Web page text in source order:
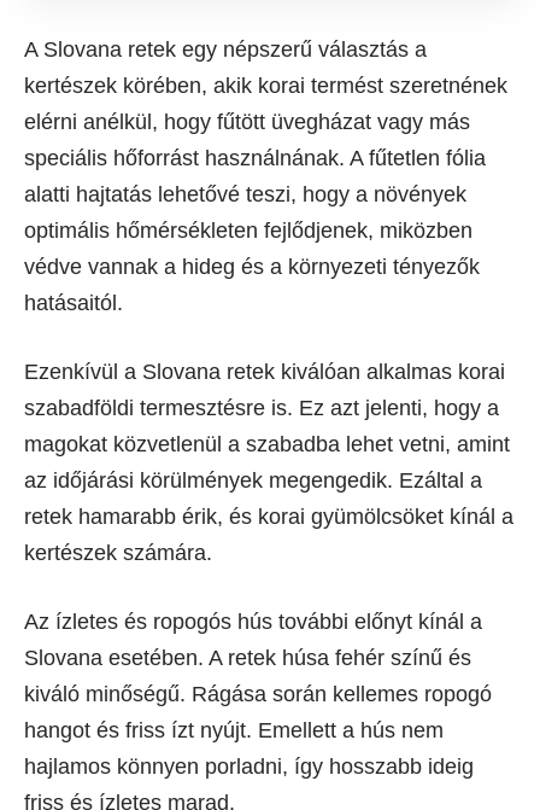
A Slovana retek egy népszerű választás a
kertészek körében, akik korai termést szeretnének
elérni anélkül, hogy fűtött üvegházat vagy más
speciális hőforrást használnának. A fűtetlen fólia
alatti hajtatás lehetővé teszi, hogy a növények
optimális hőmérsékleten fejlődjenek, miközben
védve vannak a hideg és a környezeti tényezők
hatásaitól.
Ezenkívül a Slovana retek kiválóan alkalmas korai
szabadföldi termesztésre is. Ez azt jelenti, hogy a
magokat közvetlenül a szabadba lehet vetni, amint
az időjárási körülmények megengedik. Ezáltal a
retek hamarabb érik, és korai gyümölcsöket kínál a
kertészek számára.
Az ízletes és ropogós hús további előnyt kínál a
Slovana esetében. A retek húsa fehér színű és
kiváló minőségű. Rágása során kellemes ropogó
hangot és friss ízt nyújt. Emellett a hús nem
hajlamos könnyen porladni, így hosszabb ideig
friss és ízletes marad.